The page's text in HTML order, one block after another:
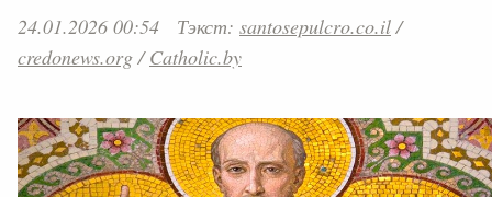
24.01.2026 00:54 Тэкст: santosepulcro.co.il/
credonews.org/Catholic.by